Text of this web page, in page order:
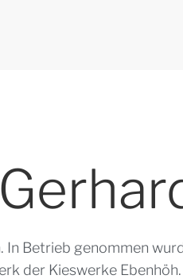
Betrieb genommen
der Kieswerke Ebenhöh.